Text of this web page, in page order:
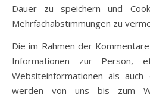
Dauer zu speichern und
Mehrfachabstimmungen zu
Die im Rahmen der
Informationen zur Person,
Websiteinformationen als auch
werden von uns bis zum